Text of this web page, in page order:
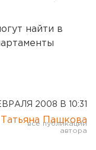
найти в
2008 В 10:31
Татьяна Пашкова